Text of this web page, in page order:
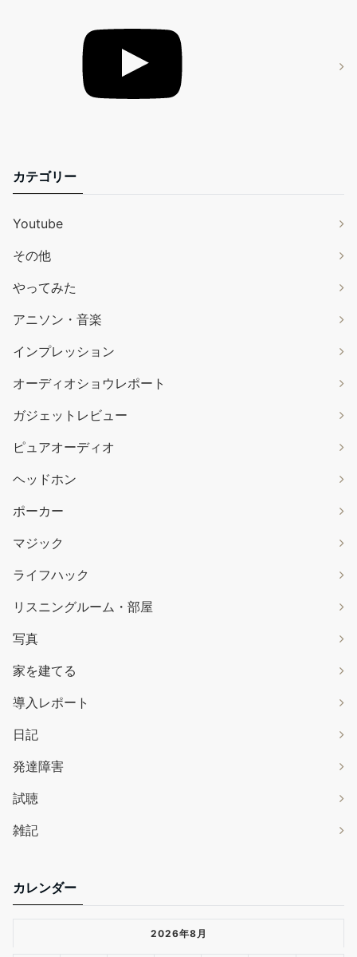
カテゴリー
Youtube
その他
やってみた
アニソン・音楽
インプレッション
オーディオショウレポート
ガジェットレビュー
ピュアオーディオ
ヘッドホン
ポーカー
マジック
ライフハック
リスニングルーム・部屋
写真
家を建てる
導入レポート
日記
発達障害
試聴
雑記
カレンダー
2026年8月